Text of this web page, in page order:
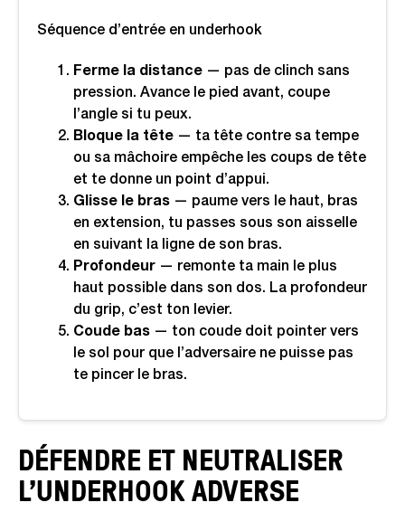
Séquence d’entrée en underhook
Ferme la distance — pas de clinch sans
pression. Avance le pied avant, coupe
l’angle si tu peux.
Bloque la tête — ta tête contre sa tempe
ou sa mâchoire empêche les coups de tête
et te donne un point d’appui.
Glisse le bras — paume vers le haut, bras
en extension, tu passes sous son aisselle
en suivant la ligne de son bras.
Profondeur — remonte ta main le plus
haut possible dans son dos. La profondeur
du grip, c’est ton levier.
Coude bas — ton coude doit pointer vers
le sol pour que l’adversaire ne puisse pas
te pincer le bras.
DÉFENDRE ET NEUTRALISER
L’UNDERHOOK ADVERSE